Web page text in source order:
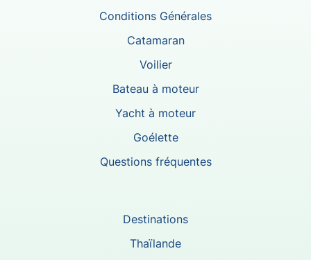
Conditions Générales
Catamaran
Voilier
Bateau à moteur
Yacht à moteur
Goélette
Questions fréquentes
Destinations
Thaïlande